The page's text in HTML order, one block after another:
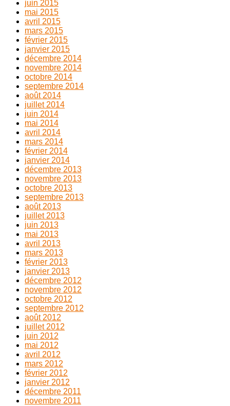
juin 2015
mai 2015
avril 2015
mars 2015
février 2015
janvier 2015
décembre 2014
novembre 2014
octobre 2014
septembre 2014
août 2014
juillet 2014
juin 2014
mai 2014
avril 2014
mars 2014
février 2014
janvier 2014
décembre 2013
novembre 2013
octobre 2013
septembre 2013
août 2013
juillet 2013
juin 2013
mai 2013
avril 2013
mars 2013
février 2013
janvier 2013
décembre 2012
novembre 2012
octobre 2012
septembre 2012
août 2012
juillet 2012
juin 2012
mai 2012
avril 2012
mars 2012
février 2012
janvier 2012
décembre 2011
novembre 2011